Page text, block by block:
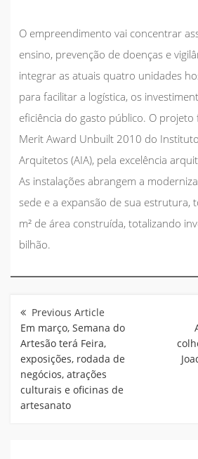
O empreendimento vai concentrar
ensino, prevenção de doenças e
integrar as atuais quatro unidades
para facilitar a logística, os
eficiência do gasto público. O
Merit Award Unbuilt 2010 do
Arquitetos (AIA), pela excelência
As instalações abrangem a
sede e a expansão de sua estrutura,
m² de área construída, totalizando
bilhão.
de
Post
Em março, Semana do
Artesão terá Feira,
exposições, rodada de
negócios, atrações
culturais e oficinas de
artesanato